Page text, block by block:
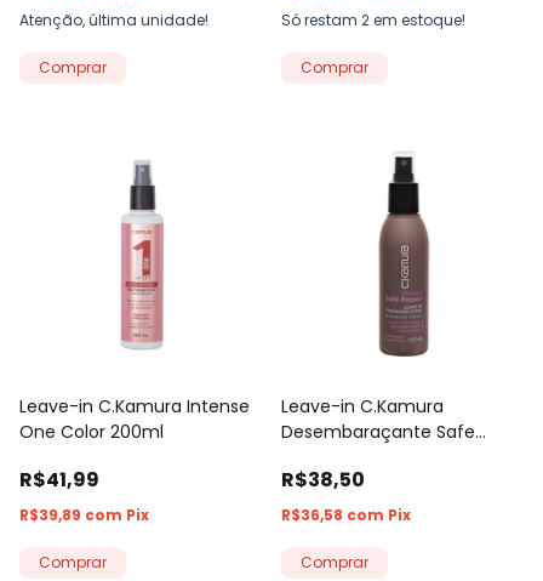
Atenção, última unidade!
Só restam 2em estoque!
Leave-in C.Kamura Intense
One Color 200ml
R$41,99
R$39,89 com Pix
Leave-in C.Kamura
Desembaraçante Safe
R$38,50
R$36,58 com Pix